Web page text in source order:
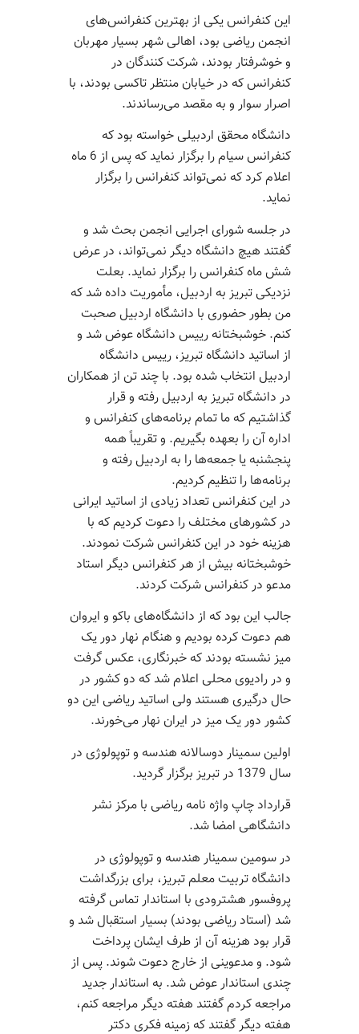
این کنفرانس یکی از بهترین کنفرانس‌های
انجمن ریاضی بود، اهالی شهر بسیار مهربان
و خوشرفتار بودند، شرکت کنندگان در
کنفرانس که در خیابان منتظر تاکسی بودند، با
اصرار سوار و به مقصد می‌رساندند.
دانشگاه محقق اردبیلی خواسته بود که
کنفرانس سیام را برگزار نماید که پس از 6 ماه
اعلام کرد که نمی‌تواند کنفرانس را برگزار
نماید.
در جلسه شورای اجرایی انجمن بحث شد و
گفتند هیچ دانشگاه دیگر نمی‌تواند، در عرض
شش ماه کنفرانس را برگزار نماید. بعلت
نزدیکی تبریز به اردبیل، مأموریت داده شد که
من بطور حضوری با دانشگاه اردبیل صحبت
کنم. خوشبختانه رییس دانشگاه عوض شد و
از اساتید دانشگاه تبریز، رییس دانشگاه
اردبیل انتخاب شده بود. با چند تن از همکاران
در دانشگاه تبریز به اردبیل رفته و قرار
گذاشتیم که ما تمام برنامه‌های کنفرانس و
اداره آن را بعهده بگیریم. و تقریباً همه
پنجشنبه یا جمعه‌ها را به اردبیل رفته و
برنامه‌ها را تنظیم کردیم.
در این کنفرانس تعداد زیادی از اساتید ایرانی
در کشورهای مختلف را دعوت کردیم که با
هزینه خود در این کنفرانس شرکت نمودند.
خوشبختانه بیش از هر کنفرانس دیگر استاد
مدعو در کنفرانس شرکت کردند.
جالب این بود که از دانشگاه‌های باکو و ایروان
هم دعوت کرده بودیم و هنگام نهار دور یک
میز نشسته بودند که خبرنگاری، عکس گرفت
و در رادیوی محلی اعلام شد که دو کشور در
حال درگیری هستند ولی اساتید ریاضی این دو
کشور دور یک میز در ایران نهار می‌خورند.
اولین سمینار دوسالانه هندسه و توپولوژی در
سال 1379 در تبریز برگزار گردید.
قرارداد چاپ واژه نامه ریاضی با مرکز نشر
دانشگاهی امضا شد.
در سومین سمینار هندسه و توپولوژی در
دانشگاه تربیت معلم تبریز، برای بزرگداشت
پروفسور هشترودی با استاندار تماس گرفته
شد (استاد ریاضی بودند) بسیار استقبال شد و
قرار بود هزینه آن از طرف ایشان پرداخت
شود. و مدعوینی از خارج دعوت شوند. پس از
چندی استاندار عوض شد. به استاندار جدید
مراجعه کردم گفتند هفته دیگر مراجعه کنم،
هفته دیگر گفتند که زمینه فکری دکتر